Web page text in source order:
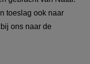
toeslag ook naar
ons naar de